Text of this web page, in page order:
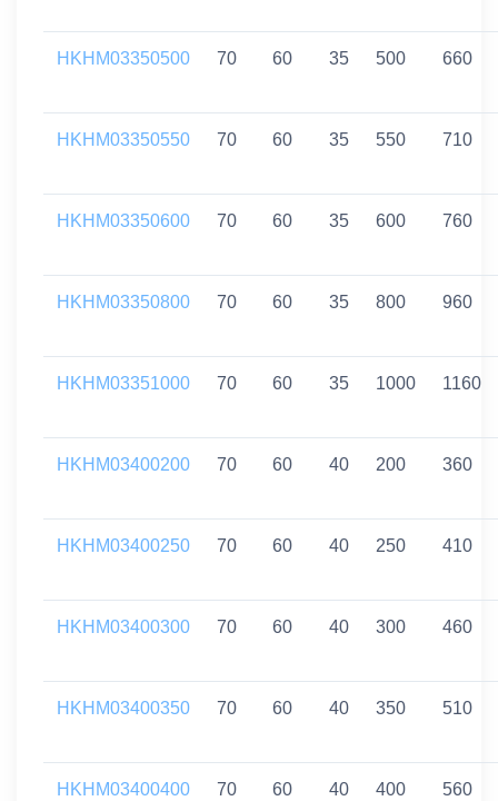
HKHM03350500 70 60 35 500 660
HKHM03350550 70 60 35 550 710
HKHM03350600 70 60 35 600 760
HKHM03350800 70 60 35 800 960
HKHM03351000 70 60 35 1000 1160
HKHM03400200 70 60 40 200 360
HKHM03400250 70 60 40 250 410
HKHM03400300 70 60 40 300 460
HKHM03400350 70 60 40 350 510
HKHM03400400 70 60 40 400 560